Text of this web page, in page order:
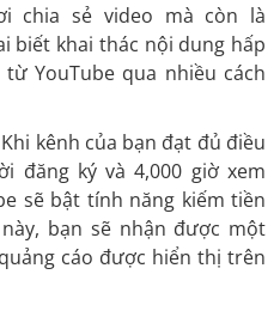
chia sẻ video mà còn là
biết khai thác nội dung hấp
YouTube qua nhiều cách
kênh của bạn đạt đủ điều
đăng ký và 4,000 giờ xem
sẽ bật tính năng kiếm tiền
bạn sẽ nhận được một
cáo được hiển thị trên